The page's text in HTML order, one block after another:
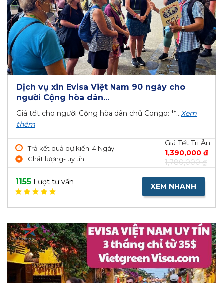
Dịch vụ xin Evisa Việt Nam 90 ngày cho
người Cộng hòa dân...
Giá tốt cho người Cộng hòa dân chủ Congo: **...Xem
thêm
Trả kết quả dự kiến: 4 Ngày
Chất lượng- uy tín
Giá Tết Tri Ân
1,390,000 ₫
1,780,000 ₫
1155 Lượt tư vấn XEM NHANH